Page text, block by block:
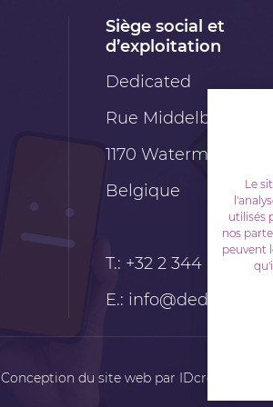
Siège social et
d’exploitation
Dedicated
Rue Middelbourg
1170 Watermael-
Belgique
T.: +32 2 344 00 88
E.: info@dedicated.be
Conception du site web par IDcreation 2023
Le
utilisés
nos
peuvent